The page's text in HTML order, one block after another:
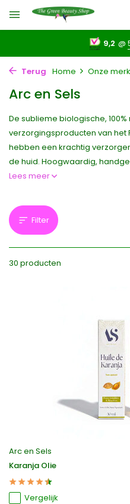
9,2 @
Terug Home Onze
Arc en Sels
De sublieme biologische, 100%
verzorgingsproducten van het
hebben een krachtig
de huid. Hoogwaardig,
Lees meer
Filter
30 producten
Arc en Sels
Karanja Olie
Vergelijk